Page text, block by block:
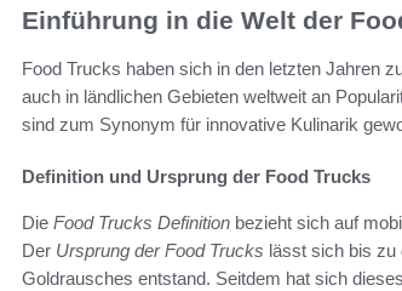
Einführung in die Welt der
Food Trucks haben sich in den letzten Jahren
auch in ländlichen Gebieten weltweit an
sind zum Synonym für innovative Kulinarik
Definition und Ursprung der Food Trucks
Die Food Trucks Definition bezieht sich auf
Der Ursprung der Food Trucks lässt sich bis zu
Goldrausches entstand. Seitdem hat sich